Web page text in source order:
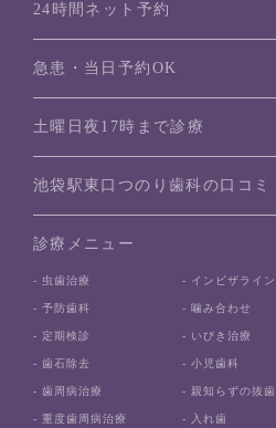
24時間ネット予約
急患・当日予約OK
土曜日夜17時まで診療
池袋駅東口つのり歯科の口コミ
診療メニュー
- 虫歯治療
- 予防歯科
- 定期検診
- 歯石除去
- 歯周病治療
- 重度歯周病治療
- インビザライン
- 噛み合わせ
- いびき治療
- 小児歯科
- 親知らずの抜歯
- 入れ歯